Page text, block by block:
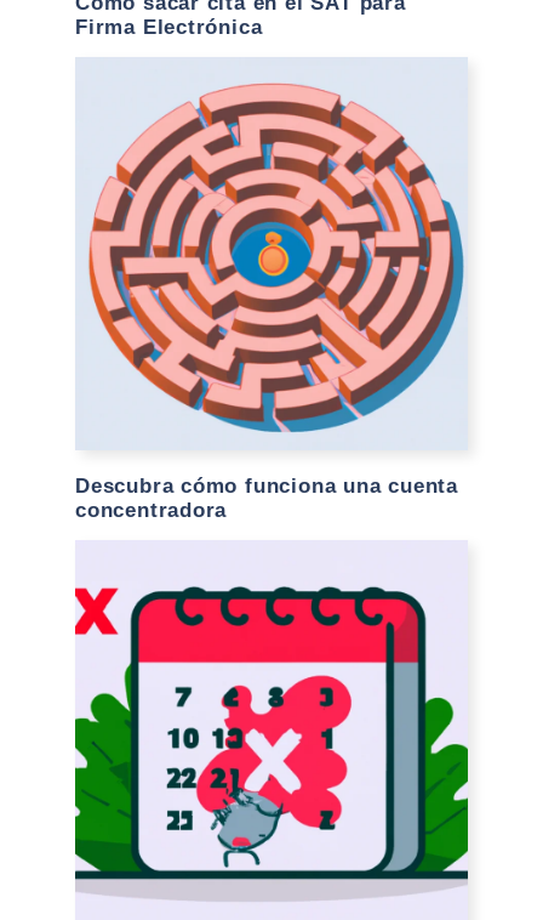
Firma Electrónica
Descubra cómo funciona una cuenta
concentradora